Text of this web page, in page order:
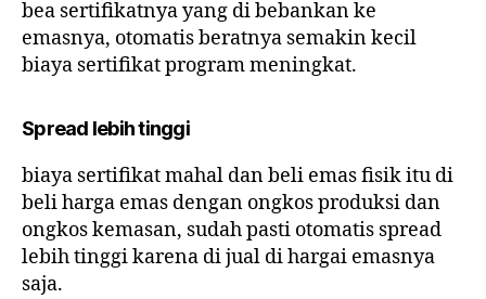
bea sertifikatnya yang di bebankan ke
emasnya, otomatis beratnya semakin kecil
biaya sertifikat program meningkat.
Spread lebih tinggi
biaya sertifikat mahal dan beli emas fisik itu di
beli harga emas dengan ongkos produksi dan
ongkos kemasan, sudah pasti otomatis spread
lebih tinggi karena di jual di hargai emasnya
saja.